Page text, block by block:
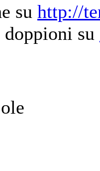
su http://
su